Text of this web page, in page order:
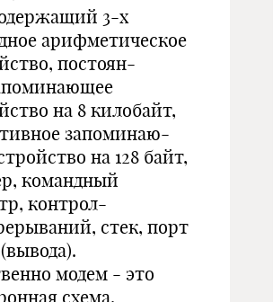
3-х
арифметическое
постоян-
на 8 килобайт,
запоминаю-
на 128 байт,
командный
контрол-
стек, порт
модем - это
схема,